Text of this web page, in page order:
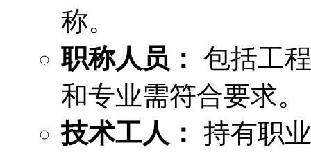
称。
职称人员： 包括工
和专业需符合要求。
技术工人： 持有职